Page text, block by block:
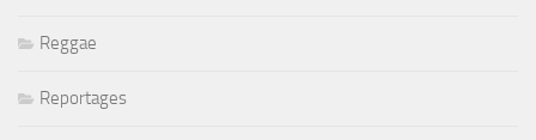
Reggae
Reportages